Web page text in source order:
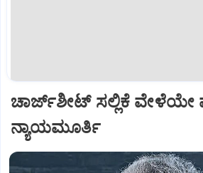
ಚಾರ್ಜ್‌ಶೀಟ್‌ ಸಲ್ಲಿಕೆ ವೇಳೆಯೇ
ನ್ಯಾಯಮೂರ್ತಿ